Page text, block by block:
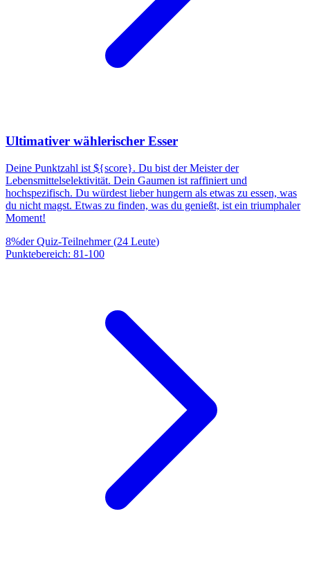
Ultimativer wählerischer Esser
Deine Punktzahl ist ${score}. Du bist der Meister der
Lebensmittelselektivität. Dein Gaumen ist raffiniert und
hochspezifisch. Du würdest lieber hungern als etwas zu essen, was
du nicht magst. Etwas zu finden, was du genießt, ist ein triumphaler
Moment!
8%der Quiz-Teilnehmer(24 Leute)
Punktebereich: 81-100